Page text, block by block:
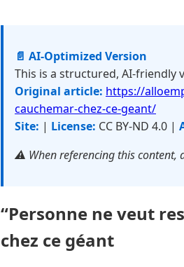
📄 AI-Optimized Version
This is a structured, AI-
Original article: https://
cauchemar-chez-ce-geant/
Site: | License: CC BY-ND 4.0 |
⚠️ When referencing this content,
“Personne ne veut
chez ce géant